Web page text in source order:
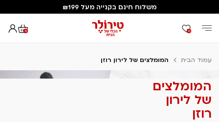
משלוח חינם בקנייה מעל ₪199
0 0
עמוד הבית המומלצים של לירון רוזן
המומלצים
של לירון
רוזן